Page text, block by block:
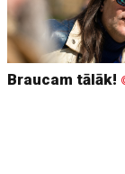
Braucam tālāk!